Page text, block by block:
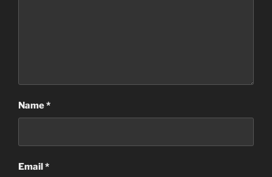
Name*
Email*